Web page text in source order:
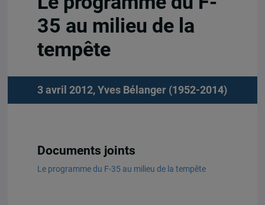
35 au milieu de la
tempête
3 avril 2012, Yves Bélanger (1952-2014)
Documents joints
Le programme du F-35 au milieu de la tempête